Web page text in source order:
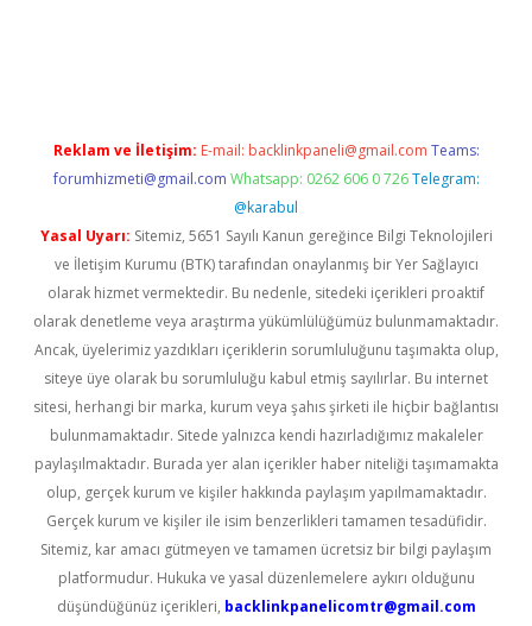
Reklam ve İletişim: E-mail: backlinkpaneli@gmail.com Teams:
forumhizmeti@gmail.com Whatsapp: 0262 606 0 726 Telegram:
@karabul
Yasal Uyarı: Sitemiz, 5651 Sayılı Kanun gereğince Bilgi Teknolojileri
ve İletişim Kurumu (BTK) tarafından onaylanmış bir Yer Sağlayıcı
olarak hizmet vermektedir. Bu nedenle, sitedeki içerikleri proaktif
olarak denetleme veya araştırma yükümlülüğümüz bulunmamaktadır.
Ancak, üyelerimiz yazdıkları içeriklerin sorumluluğunu taşımakta olup,
siteye üye olarak bu sorumluluğu kabul etmiş sayılırlar. Bu internet
sitesi, herhangi bir marka, kurum veya şahıs şirketi ile hiçbir bağlantısı
bulunmamaktadır. Sitede yalnızca kendi hazırladığımız makaleler
paylaşılmaktadır. Burada yer alan içerikler haber niteliği taşımamakta
olup, gerçek kurum ve kişiler hakkında paylaşım yapılmamaktadır.
Gerçek kurum ve kişiler ile isim benzerlikleri tamamen tesadüfidir.
Sitemiz, kar amacı gütmeyen ve tamamen ücretsiz bir bilgi paylaşım
platformudur. Hukuka ve yasal düzenlemelere aykırı olduğunu
düşündüğünüz içerikleri, backlinkpanelicomtr@gmail.com